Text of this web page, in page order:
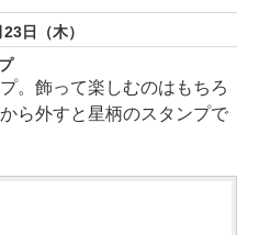
日（木）
。飾って楽しむのはもちろ
ら外すと星柄のスタンプで